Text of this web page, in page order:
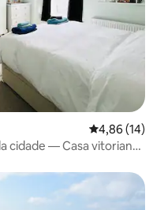
4,86 de uma
4,86 (14)
cidade — Casa vitoriana